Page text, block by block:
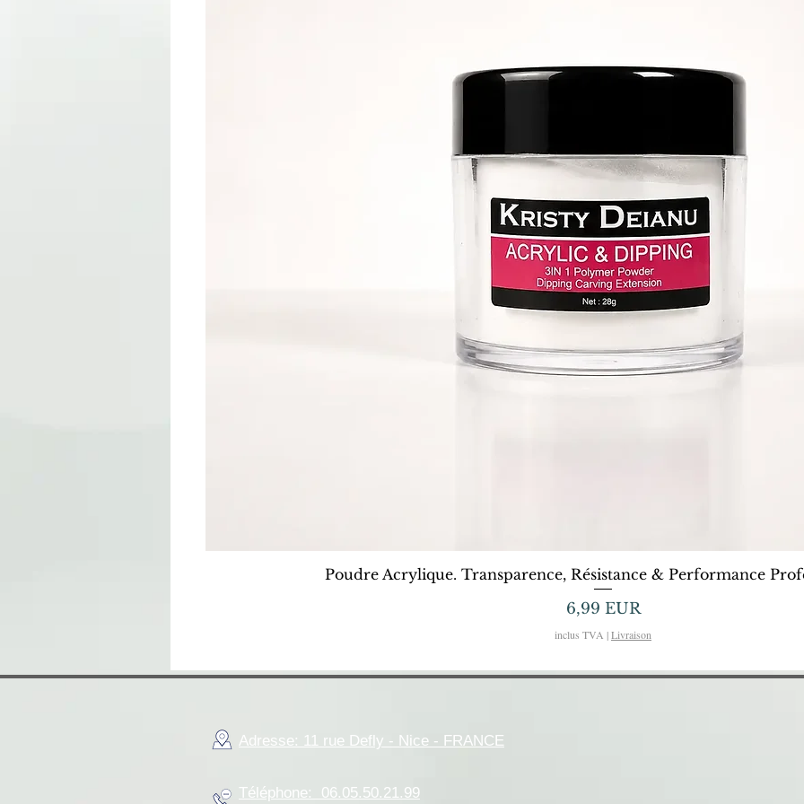
Afișare rapidă
Poudre Acrylique. Transparence, Résistance & Performance
Preț
6,99 EUR
inclus TVA |Livraison
Adresse: 11 rue Defly - Nice - FRANCE
Téléphone: 06.05.50.21.99